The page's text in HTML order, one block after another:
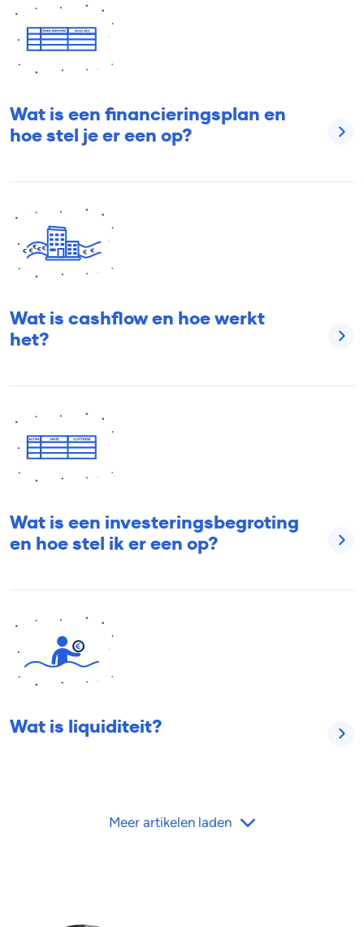
Wat is een financieringsplan en
hoe stel je er een op?
Wat is cashflow en hoe werkt
het?
Wat is een investeringsbegroting
en hoe stel ik er een op?
Wat is liquiditeit?
Meer artikelen laden